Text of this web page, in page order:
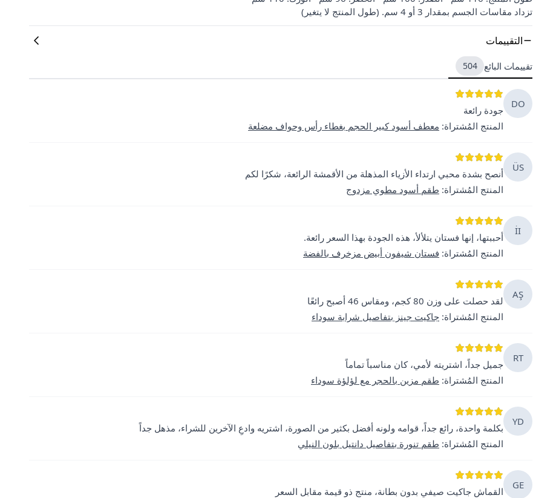
تزداد مقاسات الجسم بمقدار 3 أو 4 سم. (طول المنتج لا يتغير)
التقييمات
تقييمات البائع 504
DO
جودة رائعة
المنتج المُشتراة: معطف أسود كبير الحجم بغطاء رأس وحواف مضلعة
ÜS
أنصح بشدة محبي ارتداء الأزياء المذهلة من الأقمشة الرائعة، شكرًا لكم
المنتج المُشتراة: طقم أسود مطوي مزدوج
İI
أحببتها، إنها فستان يتلألأ، هذه الجودة بهذا السعر رائعة.
المنتج المُشتراة: فستان شيفون أبيض مزخرف بالفضة
AŞ
لقد حصلت على وزن 80 كجم، ومقاس 46 أصبح رائعًا
المنتج المُشتراة: جاكيت جينز بتفاصيل شرابة سوداء
RT
جميل جداً، اشتريته لأمي، كان مناسباً تماماً
المنتج المُشتراة: طقم مزين بالحجر مع لؤلؤة سوداء
YD
بكلمة واحدة، رائع جداً، قوامه ولونه أفضل بكثير من الصورة، اشتريه وادعِ الآخرين للشراء، مذهل جداً
المنتج المُشتراة: طقم تنورة بتفاصيل دانتيل بلون النيلي
GE
القماش جاكيت صيفي بدون بطانة، منتج ذو قيمة مقابل السعر